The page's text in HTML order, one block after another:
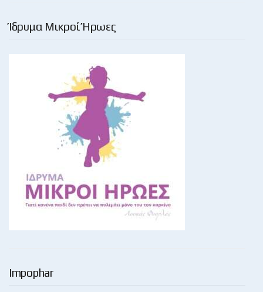
Ίδρυμα Μικροί Ήρωες
Impophar